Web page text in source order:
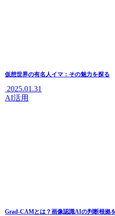
仮想世界の有名人イマ：その魅力を探る
2025.01.31
AI活用
Grad-CAMとは？画像認識AIの判断根拠